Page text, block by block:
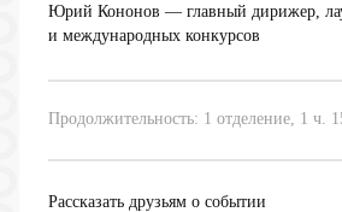
Юрий Кононов — главный дирижер,
и международных конкурсов
Продолжительность: 1 отделение, 1 ч.
Рассказать друзьям о событии